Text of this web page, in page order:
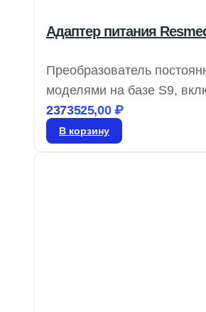
Адаптер питания
Преобразователь
моделями на базе S9,
доставки 4–5 дней,
2373525,00₽
В корзину